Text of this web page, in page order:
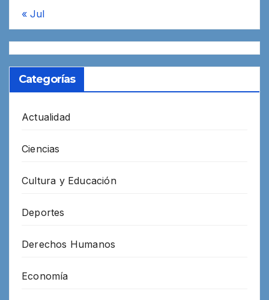
« Jul
Categorías
Actualidad
Ciencias
Cultura y Educación
Deportes
Derechos Humanos
Economía